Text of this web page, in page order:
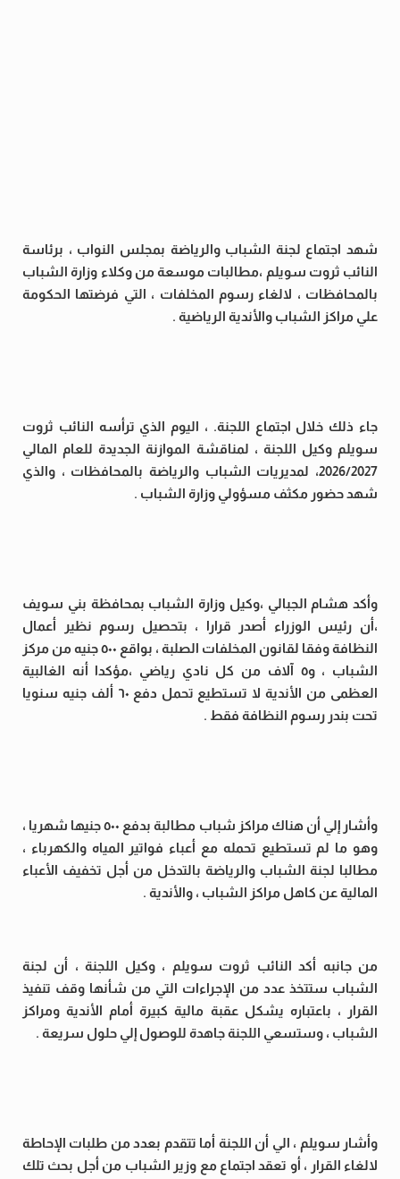
شهد اجتماع لجنة الشباب والرياضة بمجلس النواب ، برئاسة
النائب ثروت سويلم ،مطالبات موسعة من وكلاء وزارة الشباب
بالمحافظات ، لالغاء رسوم المخلفات ، التي فرضتها الحكومة
علي مراكز الشباب والأندية الرياضية .
جاء ذلك خلال اجتماع اللجنة. ، اليوم الذي ترأسه النائب ثروت
سويلم وكيل اللجنة ، لمناقشة الموازنة الجديدة للعام المالي
2026/2027، لمديريات الشباب والرياضة بالمحافظات ، والذي
شهد حضور مكثف مسؤولي وزارة الشباب .
وأكد هشام الجبالي ،وكيل وزارة الشباب بمحافظة بني سويف
،أن رئيس الوزراء أصدر قرارا ، بتحصيل رسوم نظير أعمال
النظافة وفقا لقانون المخلفات الصلبة ، بواقع ٥٠٠ جنيه من مركز
الشباب ، و٥ آلاف من كل نادي رياضي ،مؤكدا أنه الغالبية
العظمى من الأندية لا تستطيع تحمل دفع ٦٠ ألف جنيه سنويا
تحت بندر رسوم النظافة فقط .
وأشار إلي أن هناك مراكز شباب مطالبة بدفع ٥٠٠ جنيها شهريا ،
وهو ما لم تستطيع تحمله مع أعباء فواتير المياه والكهرباء ،
مطالبا لجنة الشباب والرياضة بالتدخل من أجل تخفيف الأعباء
المالية عن كاهل مراكز الشباب ، والأندية .
من جانبه أكد النائب ثروت سويلم ، وكيل اللجنة ، أن لجنة
الشباب ستتخذ عدد من الإجراءات التي من شأنها وقف تنفيذ
القرار ، باعتباره يشكل عقبة مالية كبيرة أمام الأندية ومراكز
الشباب ، وستسعي اللجنة جاهدة للوصول إلي حلول سريعة .
وأشار سويلم ، الي أن اللجنة أما تتقدم بعدد من طلبات الإحاطة
لالغاء القرار ، أو تعقد اجتماع مع وزير الشباب من أجل بحث تلك